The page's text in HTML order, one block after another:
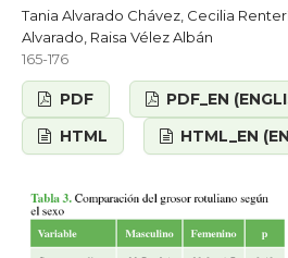
Tania Alvarado Chávez, Cecilia
Alvarado, Raisa Vélez Albán
165-176
PDF
PDF_EN
HTML
HTML_EN